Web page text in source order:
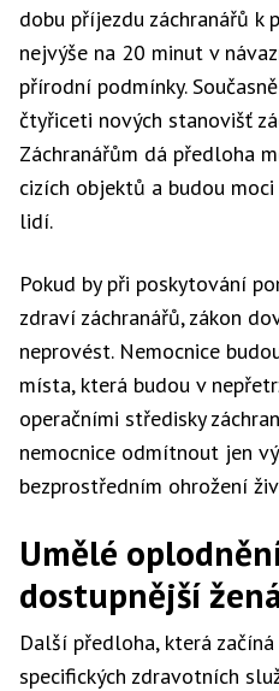
dobu příjezdu záchranářů k
nejvýše na 20 minut v
přírodní podmínky.
čtyřiceti nových stanovišť
Záchranářům dá předloha
cizích objektů a budou
lidí.
Pokud by při poskytování
zdraví záchranářů, zákon
neprovést. Nemocnice
místa, která budou v
operačními středisky
nemocnice odmítnout jen
bezprostředním ohrožení
Umělé
dostupnější
Další předloha, která
specifických zdravotních